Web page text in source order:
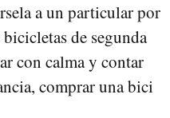
a un particular por
de segunda
con calma y contar
comprar una bici